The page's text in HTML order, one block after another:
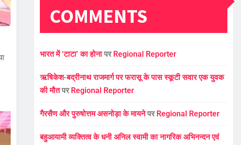
COMMENTS
भारत में ‘टाटा’ का होनापर Regional Reporter
ऋषिकेश-बद्रीनाथ राजमार्ग पर फरासू के पास स्कूटी सवार एक युवक
की मौतपर Regional Reporter
गैरसैण और पुरुषोत्तम असनोड़ा के मायनेपर Regional Reporter
बहुआयामी व्यक्तित्व के धनी अनिल स्वामी का नागरिक अभिनन्दन एवं